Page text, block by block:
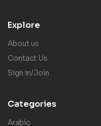
Explore
About us
Contact Us
Sign in/Join
Categories
Arabic